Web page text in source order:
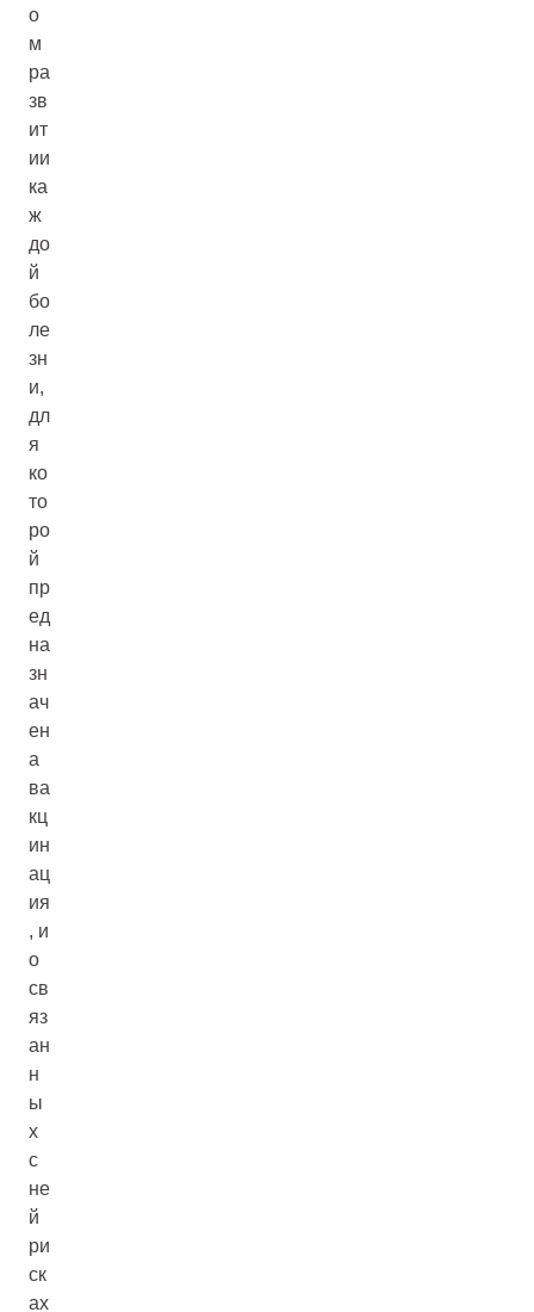
о
м
ра
зв
ит
ии
ка
ж
до
й
бо
ле
зн
и,
дл
я
ко
то
ро
й
пр
ед
на
зн
ач
ен
а
ва
кц
ин
ац
ия
, и
о
св
яз
ан
н
ы
х
с
не
й
ри
ск
ах